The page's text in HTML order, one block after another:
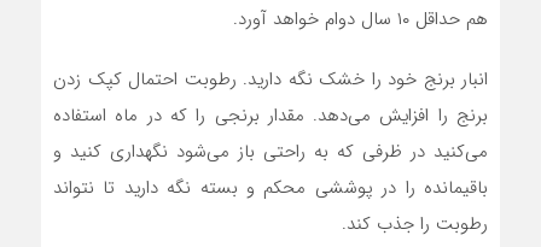
هم حداقل ۱۰ سال دوام خواهد آورد.
انبار برنج خود را خشک نگه دارید. رطوبت احتمال کپک زدن
برنج را افزایش می‌دهد. مقدار برنجی را که در ماه استفاده
می‌کنید در ظرفی که به راحتی باز می‌شود نگهداری کنید و
باقیمانده را در پوششی محکم و بسته نگه دارید تا نتواند
رطوبت را جذب کند.